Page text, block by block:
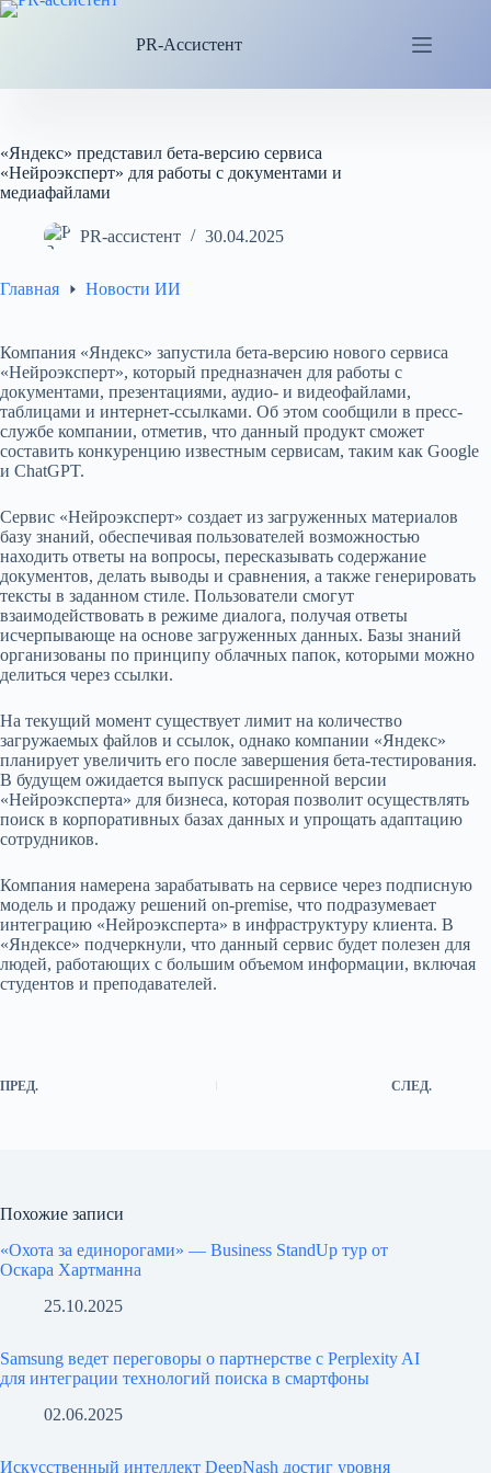
Перейти
PR-Ассистент
«Яндекс» представил бета-версию сервиса
«Нейроэксперт» для работы с документами и
медиафайлами
PR-ассистент 30.04.2025
Главная Новости ИИ
Компания «Яндекс» запустила бета-версию нового сервиса
«Нейроэксперт», который предназначен для работы с
документами, презентациями, аудио- и видеофайлами,
таблицами и интернет-ссылками. Об этом сообщили в пресс-
службе компании, отметив, что данный продукт сможет
составить конкуренцию известным сервисам, таким как Google
и ChatGPT.
Сервис «Нейроэксперт» создает из загруженных материалов
базу знаний, обеспечивая пользователей возможностью
находить ответы на вопросы, пересказывать содержание
документов, делать выводы и сравнения, а также генерировать
тексты в заданном стиле. Пользователи смогут
взаимодействовать в режиме диалога, получая ответы
исчерпывающе на основе загруженных данных. Базы знаний
организованы по принципу облачных папок, которыми можно
делиться через ссылки.
На текущий момент существует лимит на количество
загружаемых файлов и ссылок, однако компании «Яндекс»
планирует увеличить его после завершения бета-тестирования.
В будущем ожидается выпуск расширенной версии
«Нейроэксперта» для бизнеса, которая позволит осуществлять
поиск в корпоративных базах данных и упрощать адаптацию
сотрудников.
Компания намерена зарабатывать на сервисе через подписную
модель и продажу решений on-premise, что подразумевает
интеграцию «Нейроэксперта» в инфраструктуру клиента. В
«Яндексе» подчеркнули, что данный сервис будет полезен для
людей, работающих с большим объемом информации, включая
студентов и преподавателей.
ПРЕД. СЛЕД.
Похожие записи
«Охота за единорогами» — Business StandUp тур от
Оскара Хартманна
25.10.2025
Samsung ведет переговоры о партнерстве с Perplexity AI
для интеграции технологий поиска в смартфоны
02.06.2025
Искусственный интеллект DeepNash достиг уровня